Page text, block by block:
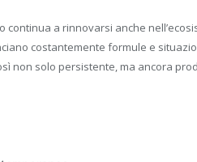
continua a rinnovarsi anche
costantemente formule e
non solo persistente, ma ancora